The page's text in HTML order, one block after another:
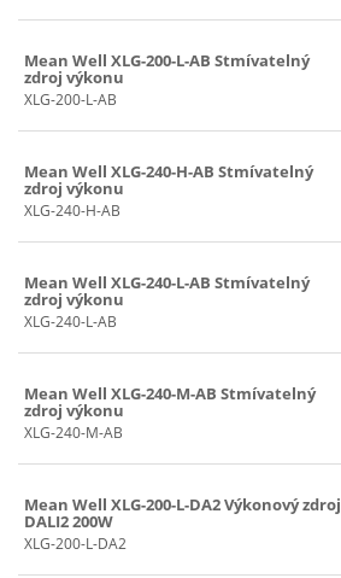
Mean Well XLG-200-L-AB Stmívatelný
zdroj výkonu
XLG-200-L-AB
Mean Well XLG-240-H-AB Stmívatelný
zdroj výkonu
XLG-240-H-AB
Mean Well XLG-240-L-AB Stmívatelný
zdroj výkonu
XLG-240-L-AB
Mean Well XLG-240-M-AB Stmívatelný
zdroj výkonu
XLG-240-M-AB
Mean Well XLG-200-L-DA2 Výkonový zdroj
DALI2 200W
XLG-200-L-DA2